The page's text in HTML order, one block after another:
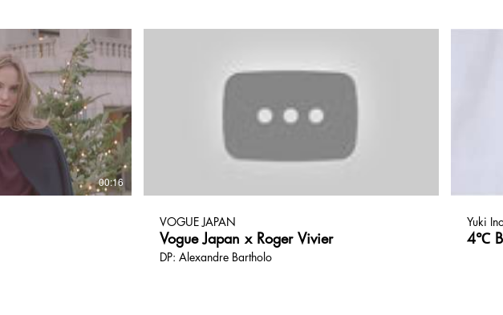
00:16
VOGUE JAPAN
Vogue Japan x Roger Vivier
DP: Alexandre Bartholo
Yuki
4℃